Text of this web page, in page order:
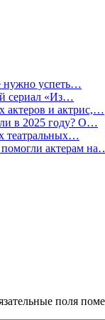
нужно успеть…
сериал «Из…
актеров и актрис,…
в 2025 году? О…
театральных…
помогли актерам
поля